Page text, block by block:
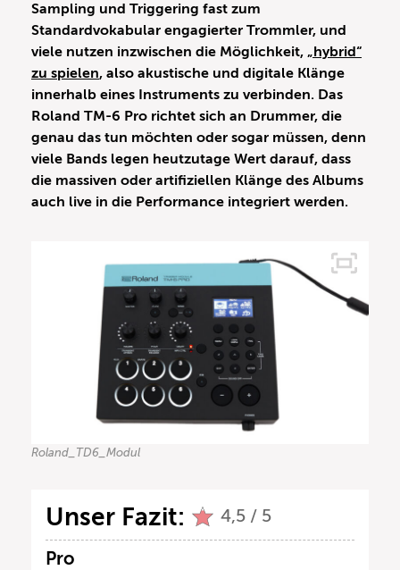
Sampling und Triggering fast zum
Standardvokabular engagierter Trommler, und
viele nutzen inzwischen die Möglichkeit, „hybrid“
zu spielen, also akustische und digitale Klänge
innerhalb eines Instruments zu verbinden. Das
Roland TM-6 Pro richtet sich an Drummer, die
genau das tun möchten oder sogar müssen, denn
viele Bands legen heutzutage Wert darauf, dass
die massiven oder artifiziellen Klänge des Albums
auch live in die Performance integriert werden.
Roland_TD6_Modul
Unser Fazit: 4,5 / 5
Pro